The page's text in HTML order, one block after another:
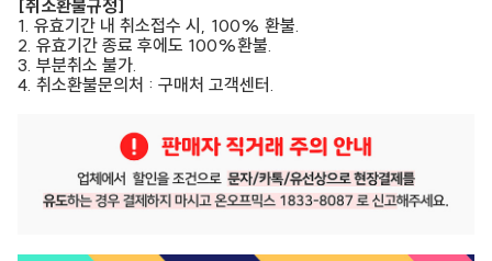
[취소환불규정]
1. 유효기간 내 취소접수 시, 100% 환불.
2. 유효기간 종료 후에도 100%환불.
3. 부분취소 불가.
4. 취소환불문의처 : 구매처 고객센터.